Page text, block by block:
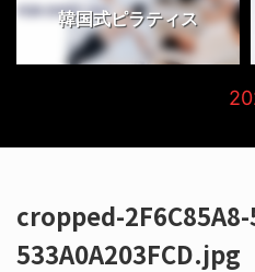
韓国式ピラティス
cropped-
533A0A203FCD.jpg